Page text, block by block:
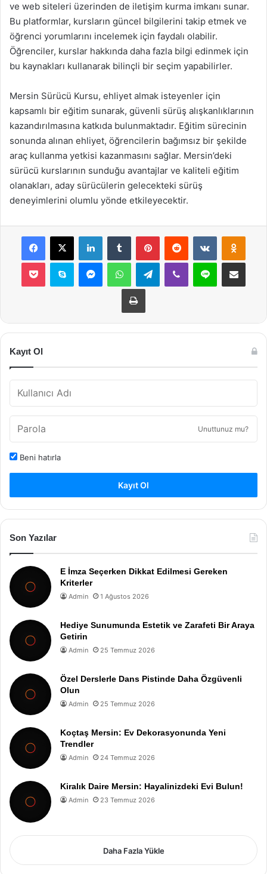
ve web siteleri üzerinden de iletişim kurma imkanı sunar.
Bu platformlar, kursların güncel bilgilerini takip etmek ve
öğrenci yorumlarını incelemek için faydalı olabilir.
Öğrenciler, kurslar hakkında daha fazla bilgi edinmek için
bu kaynakları kullanarak bilinçli bir seçim yapabilirler.
Mersin Sürücü Kursu, ehliyet almak isteyenler için
kapsamlı bir eğitim sunarak, güvenli sürüş alışkanlıklarının
kazandırılmasına katkıda bulunmaktadır. Eğitim sürecinin
sonunda alınan ehliyet, öğrencilerin bağımsız bir şekilde
araç kullanma yetkisi kazanmasını sağlar. Mersin’deki
sürücü kurslarının sunduğu avantajlar ve kaliteli eğitim
olanakları, aday sürücülerin gelecekteki sürüş
deneyimlerini olumlu yönde etkileyecektir.
Facebook
X LinkedInTumblr PinterestReddit VKontakte
Pocket Skype MessengerWhatsAppTelegramViber Line E-Posta ile
Yazdır
Kayıt Ol
Unuttunuz mu?
Beni hatırla
Kayıt Ol
Son Yazılar
E İmza Seçerken Dikkat Edilmesi Gereken
Kriterler
Admin 1 Ağustos 2026
Hediye Sunumunda Estetik ve Zarafeti Bir Araya
Getirin
Admin 25 Temmuz 2026
Özel Derslerle Dans Pistinde Daha Özgüvenli
Olun
Admin 25 Temmuz 2026
Koçtaş Mersin: Ev Dekorasyonunda Yeni
Trendler
Admin 24 Temmuz 2026
Kiralık Daire Mersin: Hayalinizdeki Evi Bulun!
Admin 23 Temmuz 2026
Daha Fazla Yükle